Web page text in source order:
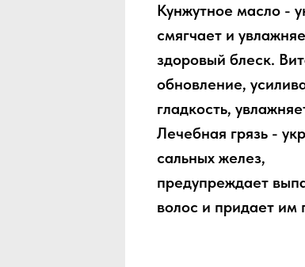
Кунжутное масло -
смягчает и
здоровый блеск.
обновление,
гладкость,
Лечебная грязь -
сальных желез,
предупреждает
волос и придает им